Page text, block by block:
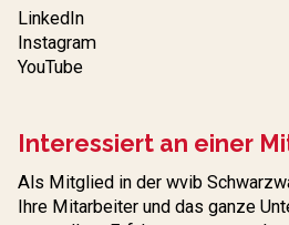
LinkedIn
Instagram
YouTube
Interessiert an einer
Als Mitglied in der wvib
Ihre Mitarbeiter und das ganze